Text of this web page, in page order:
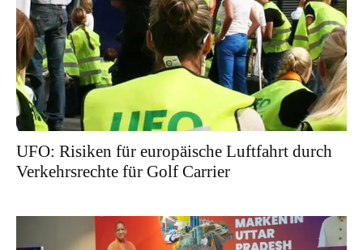
UFO: Risiken für europäische Luftfahrt durch
Verkehrsrechte für Golf Carrier